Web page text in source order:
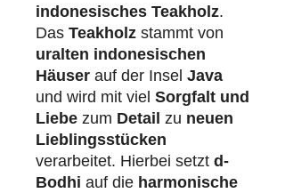
indonesisches Teakholz.
Das Teakholz stammt von
uralten indonesischen
Häuser auf der Insel Java
und wird mit viel Sorgfalt und
Liebe zum Detail zu neuen
Lieblingsstücken
verarbeitet. Hierbei setzt d-
Bodhi auf die harmonische